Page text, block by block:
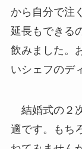
から自分で注
延長もできる
飲みました。
いシェフのデ
結婚式の２
適です。もち